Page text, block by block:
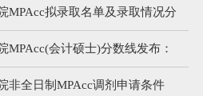
）
MPAcc拟录取名单及录取情况分
MPAcc(会计硕士)分数线发布：
非全日制MPAcc调剂申请条件